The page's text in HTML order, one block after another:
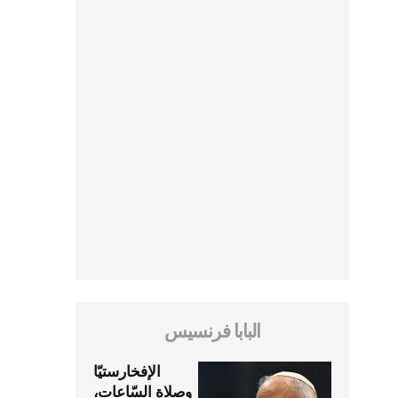
البابا فرنسيس
الإفخارستيّا
وصلاة السّاعات،